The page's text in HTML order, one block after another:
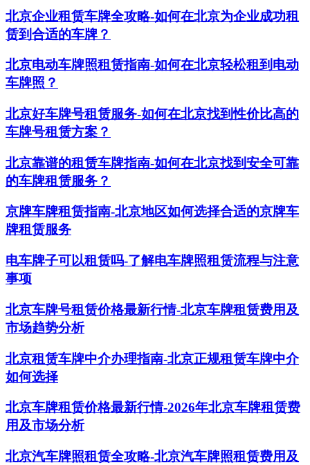
北京企业租赁车牌全攻略-如何在北京为企业成功租
赁到合适的车牌？
北京电动车牌照租赁指南-如何在北京轻松租到电动
车牌照？
北京好车牌号租赁服务-如何在北京找到性价比高的
车牌号租赁方案？
北京靠谱的租赁车牌指南-如何在北京找到安全可靠
的车牌租赁服务？
京牌车牌租赁指南-北京地区如何选择合适的京牌车
牌租赁服务
电车牌子可以租赁吗-了解电车牌照租赁流程与注意
事项
北京车牌号租赁价格最新行情-北京车牌租赁费用及
市场趋势分析
北京租赁车牌中介办理指南-北京正规租赁车牌中介
如何选择
北京车牌租赁价格最新行情-2026年北京车牌租赁费
用及市场分析
北京汽车牌照租赁全攻略-北京汽车牌照租赁费用及